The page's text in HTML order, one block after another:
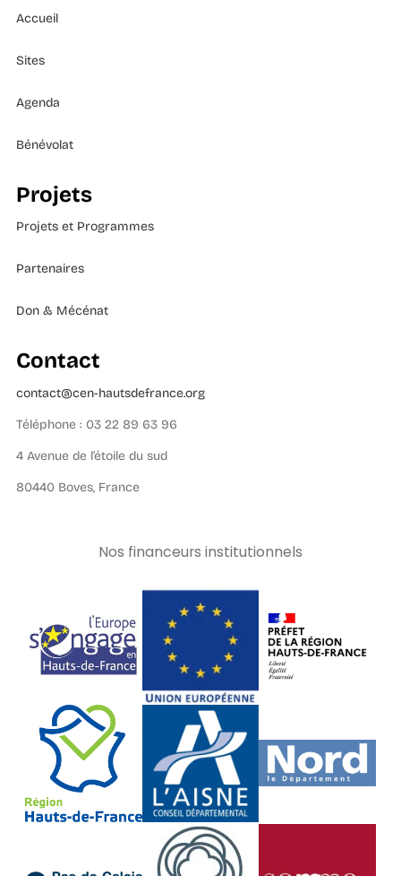
Accueil
Sites
Agenda
Bénévolat
Projets
Projets et Programmes
Partenaires
Don & Mécénat
Contact
contact@cen-hautsdefrance.org
Téléphone : 03 22 89 63 96
4 Avenue de l’étoile du sud
80440 Boves, France
Nos financeurs institutionnels